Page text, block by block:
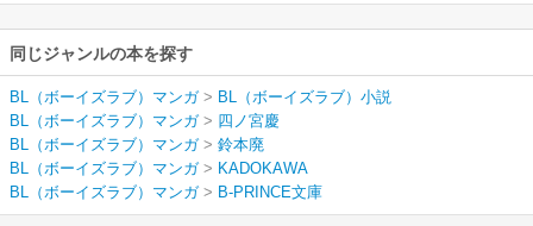
同じジャンルの本を探す
BL（ボーイズラブ）マンガ> BL（ボーイズラブ）小説
BL（ボーイズラブ）マンガ> 四ノ宮慶
BL（ボーイズラブ）マンガ> 鈴本廃
BL（ボーイズラブ）マンガ> KADOKAWA
BL（ボーイズラブ）マンガ> B-PRINCE文庫